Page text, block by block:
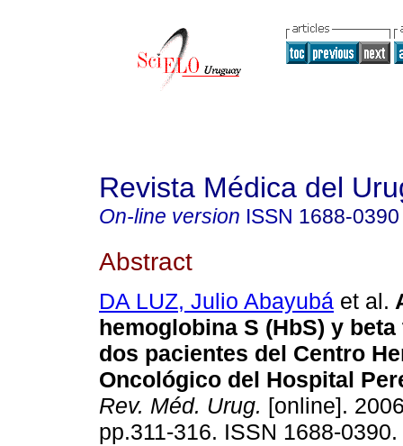
Revista Médica del
On-line version ISSN 1688-0390
Abstract
DA LUZ, Julio Abayubá et al.
hemoglobina S (HbS) y beta
dos pacientes del Centro
Oncológico del Hospital
Rev. Méd. Urug. [online].
pp.311-316. ISSN 1688-0390.